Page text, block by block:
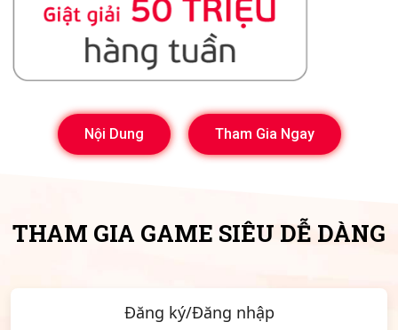
Nội Dung Tham Gia Ngay
THAM GIA GAME SIÊU DỄ DÀNG
Đăng ký/Đăng nhập